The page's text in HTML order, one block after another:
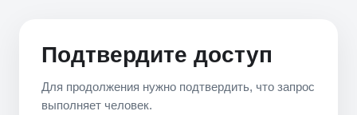
Подтвердите доступ
Для продолжения нужно подтвердить, что запрос
выполняет человек.